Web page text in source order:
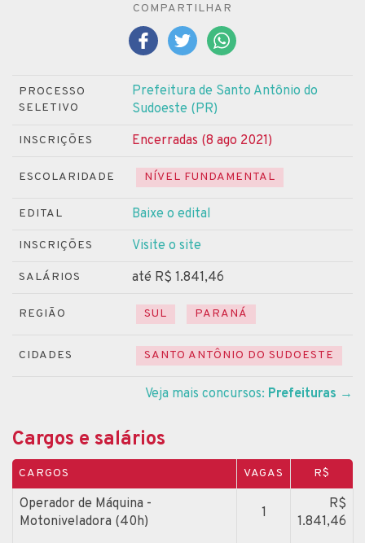
COMPARTILHAR
PROCESSO
SELETIVO
Prefeitura de Santo Antônio do
Sudoeste (PR)
INSCRIÇÕES Encerradas (8 ago 2021)
ESCOLARIDADE NÍVEL FUNDAMENTAL
EDITAL Baixe o edital
INSCRIÇÕES Visite o site
SALÁRIOS até R$ 1.841,46
REGIÃO SUL PARANÁ
CIDADES SANTO ANTÔNIO DO SUDOESTE
Veja mais concursos: Prefeituras →
Cargos e salários
CARGOS VAGAS R$
Operador de Máquina -
Motoniveladora (40h)
1
R$
1.841,46